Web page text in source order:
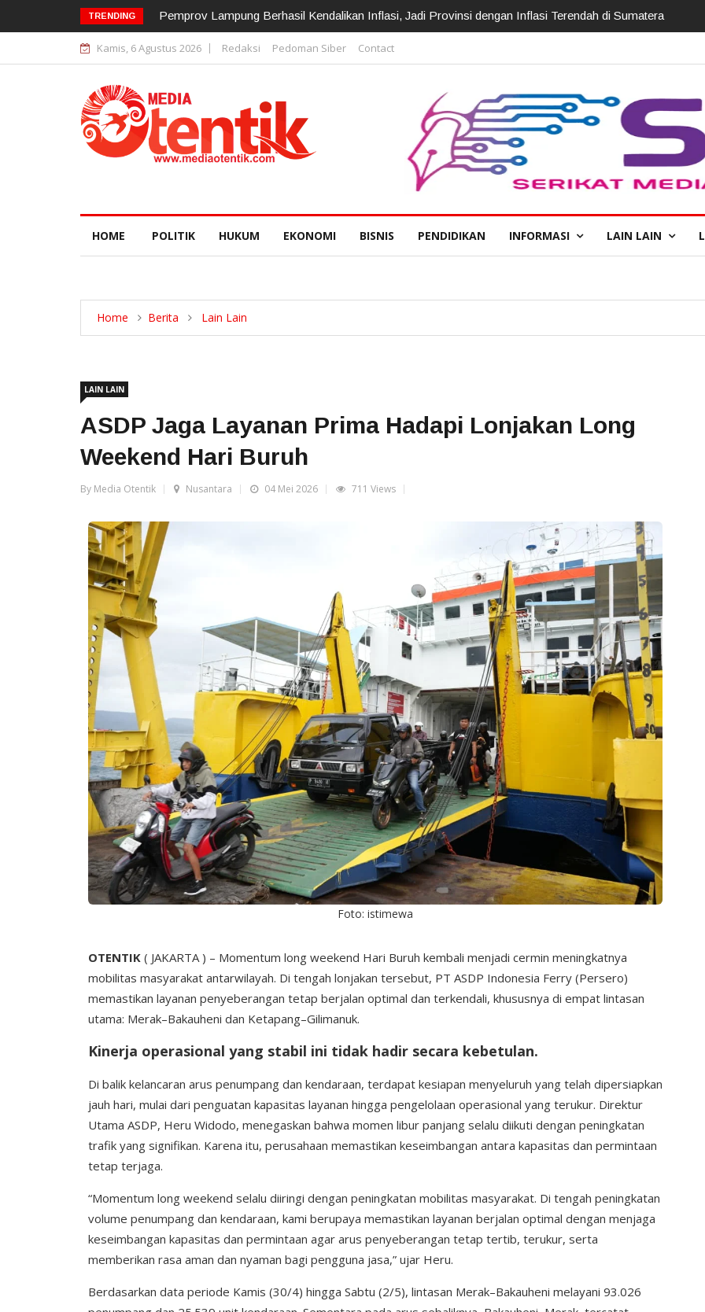
TRENDING Pemprov Lampung Berhasil Kendalikan Inflasi, Jadi Provinsi dengan Inflasi Terendah di Sumatera
Kamis, 6 Agustus 2026 Redaksi Pedoman Siber Contact
HOME POLITIK HUKUM EKONOMI BISNIS PENDIDIKAN INFORMASI LAIN LAIN
Home Berita Lain Lain
LAIN LAIN
ASDP Jaga Layanan Prima Hadapi Lonjakan Long
Weekend Hari Buruh
By Media Otentik Nusantara 04 Mei 2026 711 Views
Foto: istimewa
OTENTIK ( JAKARTA ) – Momentum long weekend Hari Buruh kembali menjadi cermin meningkatnya
mobilitas masyarakat antarwilayah. Di tengah lonjakan tersebut, PT ASDP Indonesia Ferry (Persero)
memastikan layanan penyeberangan tetap berjalan optimal dan terkendali, khususnya di empat lintasan
utama: Merak–Bakauheni dan Ketapang–Gilimanuk.
Kinerja operasional yang stabil ini tidak hadir secara kebetulan.
Di balik kelancaran arus penumpang dan kendaraan, terdapat kesiapan menyeluruh yang telah dipersiapkan
jauh hari, mulai dari penguatan kapasitas layanan hingga pengelolaan operasional yang terukur. Direktur
Utama ASDP, Heru Widodo, menegaskan bahwa momen libur panjang selalu diikuti dengan peningkatan
trafik yang signifikan. Karena itu, perusahaan memastikan keseimbangan antara kapasitas dan permintaan
tetap terjaga.
“Momentum long weekend selalu diiringi dengan peningkatan mobilitas masyarakat. Di tengah peningkatan
volume penumpang dan kendaraan, kami berupaya memastikan layanan berjalan optimal dengan menjaga
keseimbangan kapasitas dan permintaan agar arus penyeberangan tetap tertib, terukur, serta
memberikan rasa aman dan nyaman bagi pengguna jasa,” ujar Heru.
Berdasarkan data periode Kamis (30/4) hingga Sabtu (2/5), lintasan Merak–Bakauheni melayani 93.026